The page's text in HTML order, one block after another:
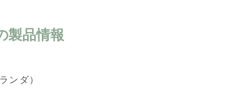
製品情報
ンダ）